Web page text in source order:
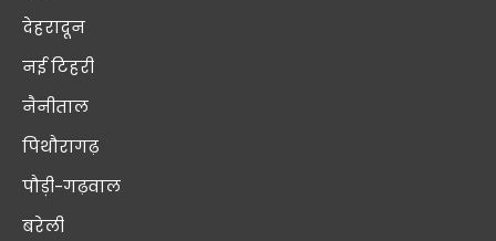
देहरादून
नई टिहरी
नैनीताल
पिथौरागढ़
पौड़ी-गढ़वाल
बरेली